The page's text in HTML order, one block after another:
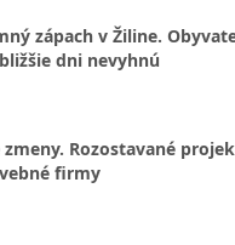
zápach v Žiline.
dni nevyhnú
Rozostavané
firmy